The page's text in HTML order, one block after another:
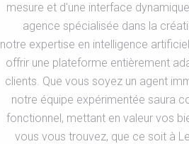
mesure et d'une interface
agence spécialisée dans la
notre expertise en intelligence
offrir une plateforme entièrement
clients. Que vous soyez un agent
notre équipe expérimentée saura
fonctionnel, mettant en valeur vos
vous vous trouvez, que ce soit à